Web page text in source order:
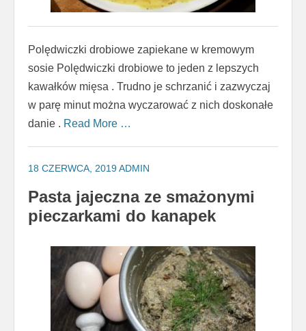
Polędwiczki drobiowe zapiekane w kremowym
sosie Polędwiczki drobiowe to jeden z lepszych
kawałków mięsa . Trudno je schrzanić i zazwyczaj
w parę minut można wyczarować z nich doskonałe
danie . Read More …
18 CZERWCA, 2019ADMIN
Pasta jajeczna ze smażonymi
pieczarkami do kanapek